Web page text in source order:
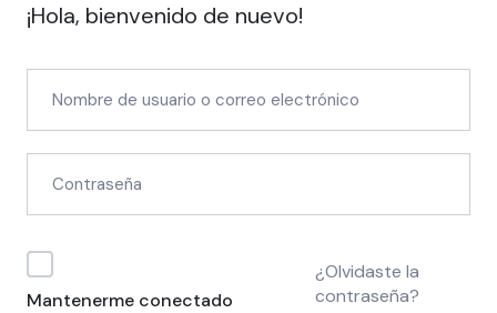
¡Hola, bienvenido de nuevo!
Mantenerme conectado
¿Olvidaste la
contraseña?